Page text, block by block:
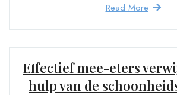
Read More
Effectief mee-eters
hulp van de